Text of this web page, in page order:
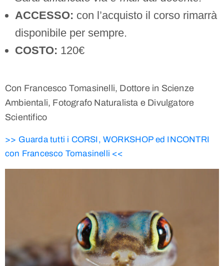
ACCESSO: con l’acquisto il corso rimarrà
disponibile per sempre.
COSTO: 120€
Con Francesco Tomasinelli, Dottore in Scienze
Ambientali, Fotografo Naturalista e Divulgatore
Scientifico
>> Guarda tutti i CORSI, WORKSHOP ed INCONTRI
con Francesco Tomasinelli <<